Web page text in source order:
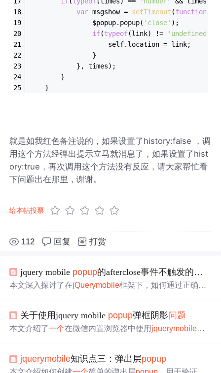
var msgshow = setTimeout (function
				$popup.popup(
'close' );
if(typeof(link) != 'undefined'
					self.location = link;
				}
			}, times);
		}
	}
就是如我红色备注说的，如果设置了history:false ，调
用这个方法经弹出提示立马就消息了，如果设置了hist
ory:true，再次调用这个方法没有反应，请大家帮忙看
下问题出在那里，谢谢。
给本帖投票
112 回复 打赏
jquery mobile popup的afterclose事件不触发的问题
本文深入探讨了在jQuerymobile框架下，如何通过正确的
关闭一个popup的同时打开另一个popup的功能。通过实
例演示，帮助开发者理解并应用这一解决方案。
关于使用jquery mobile popup弹框阴影问题
本文介绍了一个在微信内置浏览器中使用 jquerymobile的
jquerymobile知识点三：弹出层popup